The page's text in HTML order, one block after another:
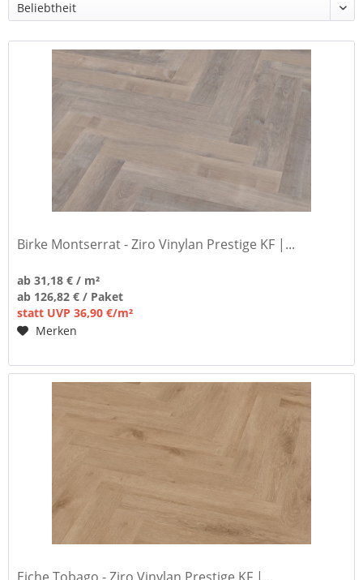
Birke Montserrat - Ziro Vinylan Prestige KF |...
ab 31,18 € / m²
ab 126,82 € / Paket
statt UVP 36,90 €/m²
Merken